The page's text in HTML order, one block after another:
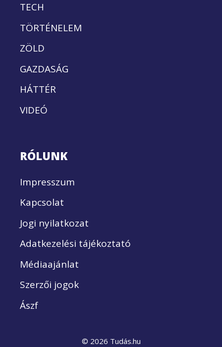
TECH
TÖRTÉNELEM
ZÖLD
GAZDASÁG
HÁTTÉR
VIDEÓ
RÓLUNK
Impresszum
Kapcsolat
Jogi nyilatkozat
Adatkezelési tájékoztató
Médiaajánlat
Szerzői jogok
Ászf
© 2026 Tudás.hu